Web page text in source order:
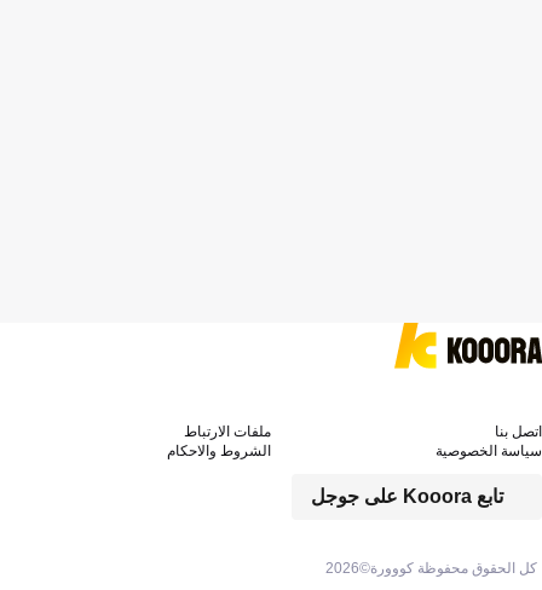
كل الحقوق محفوظة كووورة©2026
تابع Kooora على جوجل
اتصل بنا
ملفات الارتباط
سياسة الخصوصية
الشروط والاحكام